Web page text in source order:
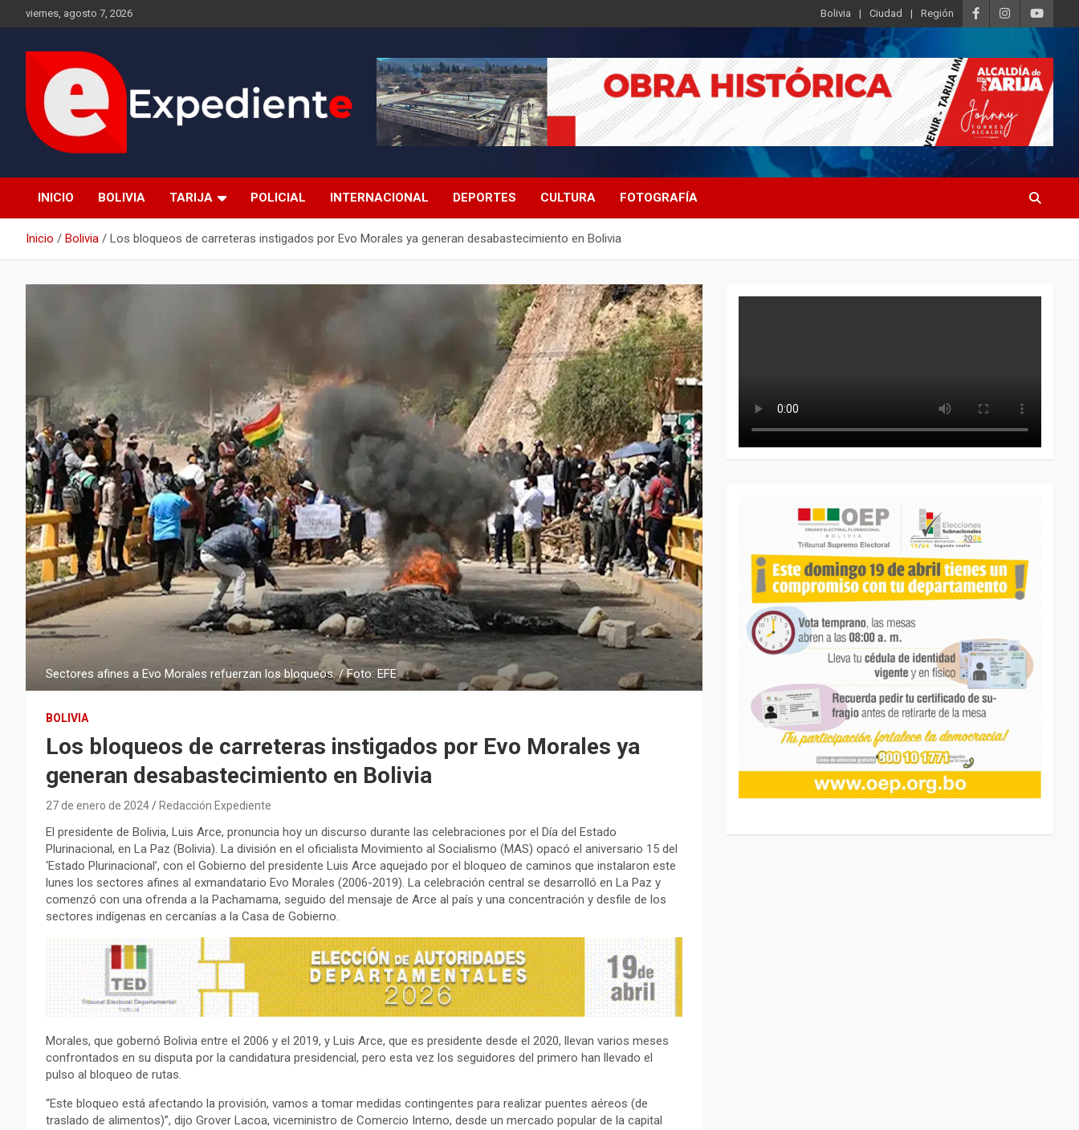
al
viernes, agosto 7, 2026 Bolivia Ciudad Región
Expediente
INICIO BOLIVIA TARIJA POLICIAL INTERNACIONAL DEPORTES CULTURA FOTOGRAFÍA
Inicio Bolivia Los bloqueos de carreteras instigados por Evo Morales ya generan desabastecimiento en Bolivia
Sectores afines a Evo Morales refuerzan los bloqueos. / Foto: EFE
BOLIVIA
Los bloqueos de carreteras instigados por Evo Morales ya
generan desabastecimiento en Bolivia
27 de enero de 2024 Redacción Expediente
El presidente de Bolivia, Luis Arce, pronuncia hoy un discurso durante las celebraciones por el Día del Estado
Plurinacional, en La Paz (Bolivia). La división en el oficialista Movimiento al Socialismo (MAS) opacó el aniversario 15 del
‘Estado Plurinacional’, con el Gobierno del presidente Luis Arce aquejado por el bloqueo de caminos que instalaron este
lunes los sectores afines al exmandatario Evo Morales (2006-2019). La celebración central se desarrolló en La Paz y
comenzó con una ofrenda a la Pachamama, seguido del mensaje de Arce al país y una concentración y desfile de los
sectores indígenas en cercanías a la Casa de Gobierno.
Morales, que gobernó Bolivia entre el 2006 y el 2019, y Luis Arce, que es presidente desde el 2020, llevan varios meses
confrontados en su disputa por la candidatura presidencial, pero esta vez los seguidores del primero han llevado el
pulso al bloqueo de rutas.
“Este bloqueo está afectando la provisión, vamos a tomar medidas contingentes para realizar puentes aéreos (de
traslado de alimentos)”, dijo Grover Lacoa, viceministro de Comercio Interno, desde un mercado popular de la capital